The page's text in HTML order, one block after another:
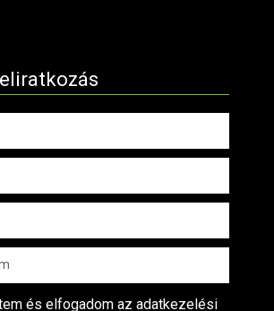
és elfogadom az adatkezelési